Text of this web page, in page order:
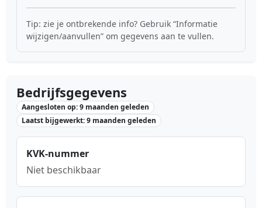
Tip: zie je ontbrekende info? Gebruik “Informatie
wijzigen/aanvullen” om gegevens aan te vullen.
Bedrijfsgegevens
Aangesloten op: 9 maanden geleden
Laatst bijgewerkt: 9 maanden geleden
KVK-nummer
Niet beschikbaar